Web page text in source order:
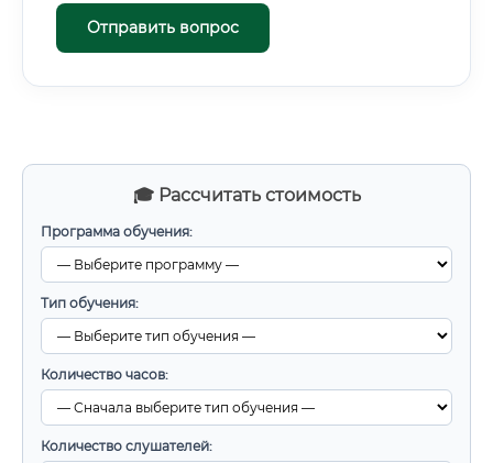
🎓 Рассчитать стоимость
Программа обучения:
Тип обучения:
Количество часов:
Количество слушателей:
Отправить вопрос